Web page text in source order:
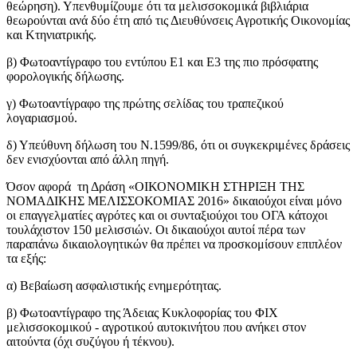
θεώρηση). Υπενθυμίζουμε ότι τα μελισσοκομικά βιβλιάρια
θεωρούνται ανά δύο έτη από τις Διευθύνσεις Αγροτικής Οικονομίας
και Κτηνιατρικής.
β) Φωτοαντίγραφο του εντύπου Ε1 και Ε3 της πιο πρόσφατης
φορολογικής δήλωσης.
γ) Φωτοαντίγραφο της πρώτης σελίδας του τραπεζικού
λογαριασμού.
δ) Υπεύθυνη δήλωση του Ν.1599/86, ότι οι συγκεκριμένες δράσεις
δεν ενισχύονται από άλλη πηγή.
Όσον αφορά τη Δράση «ΟΙΚΟΝΟΜΙΚΗ ΣΤΗΡΙΞΗ ΤΗΣ
ΝΟΜΑΔΙΚΗΣ ΜΕΛΙΣΣΟΚΟΜΙΑΣ 2016» δικαιούχοι είναι μόνο
οι επαγγελματίες αγρότες και οι συνταξιούχοι του ΟΓΑ κάτοχοι
τουλάχιστον 150 μελισσιών. Οι δικαιούχοι αυτοί πέρα των
παραπάνω δικαιολογητικών θα πρέπει να προσκομίσουν επιπλέον
τα εξής:
α) Βεβαίωση ασφαλιστικής ενημερότητας.
β) Φωτοαντίγραφο της Άδειας Κυκλοφορίας του ΦΙΧ
μελισσοκομικού - αγροτικού αυτοκινήτου που ανήκει στον
αιτούντα (όχι συζύγου ή τέκνου).